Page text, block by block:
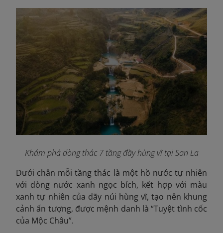
Khám phá dòng thác 7 tầng đầy hùng vĩ tại Sơn La
Dưới chân mỗi tầng thác là một hồ nước tự nhiên
với dòng nước xanh ngọc bích, kết hợp với màu
xanh tự nhiên của dãy núi hùng vĩ, tạo nên khung
cảnh ấn tượng, được mệnh danh là “Tuyệt tình cốc
của Mộc Châu”.